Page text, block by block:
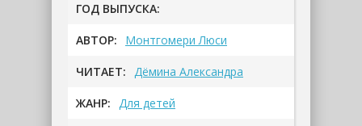
ГОД ВЫПУСКА:
АВТОР: Монтгомери Люси
ЧИТАЕТ: Дёмина Александра
ЖАНР: Для детей